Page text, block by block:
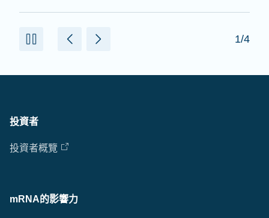
1/4
投資者
投資者概覽
mRNA的影響力